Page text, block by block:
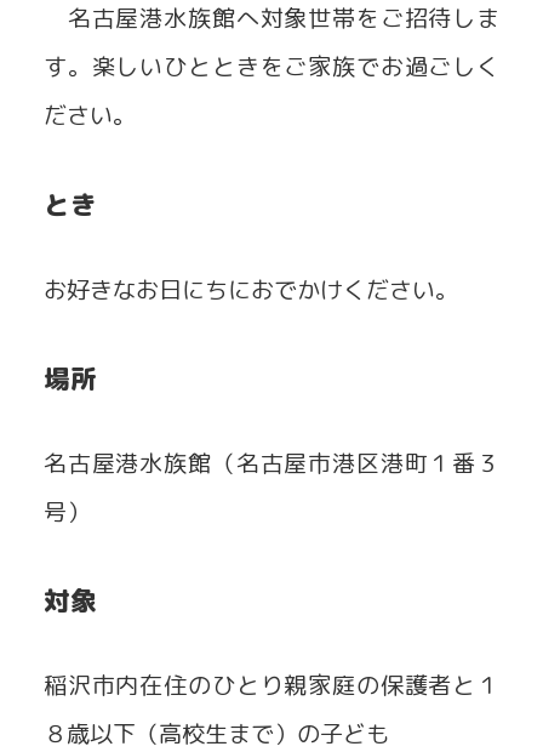
名古屋港水族館へ対象世帯をご招待しま
す。楽しいひとときをご家族でお過ごしく
ださい。
とき
お好きなお日にちにおでかけください。
場所
名古屋港水族館（名古屋市港区港町１番３
号）
対象
稲沢市内在住のひとり親家庭の保護者と１
８歳以下（高校生まで）の子ども